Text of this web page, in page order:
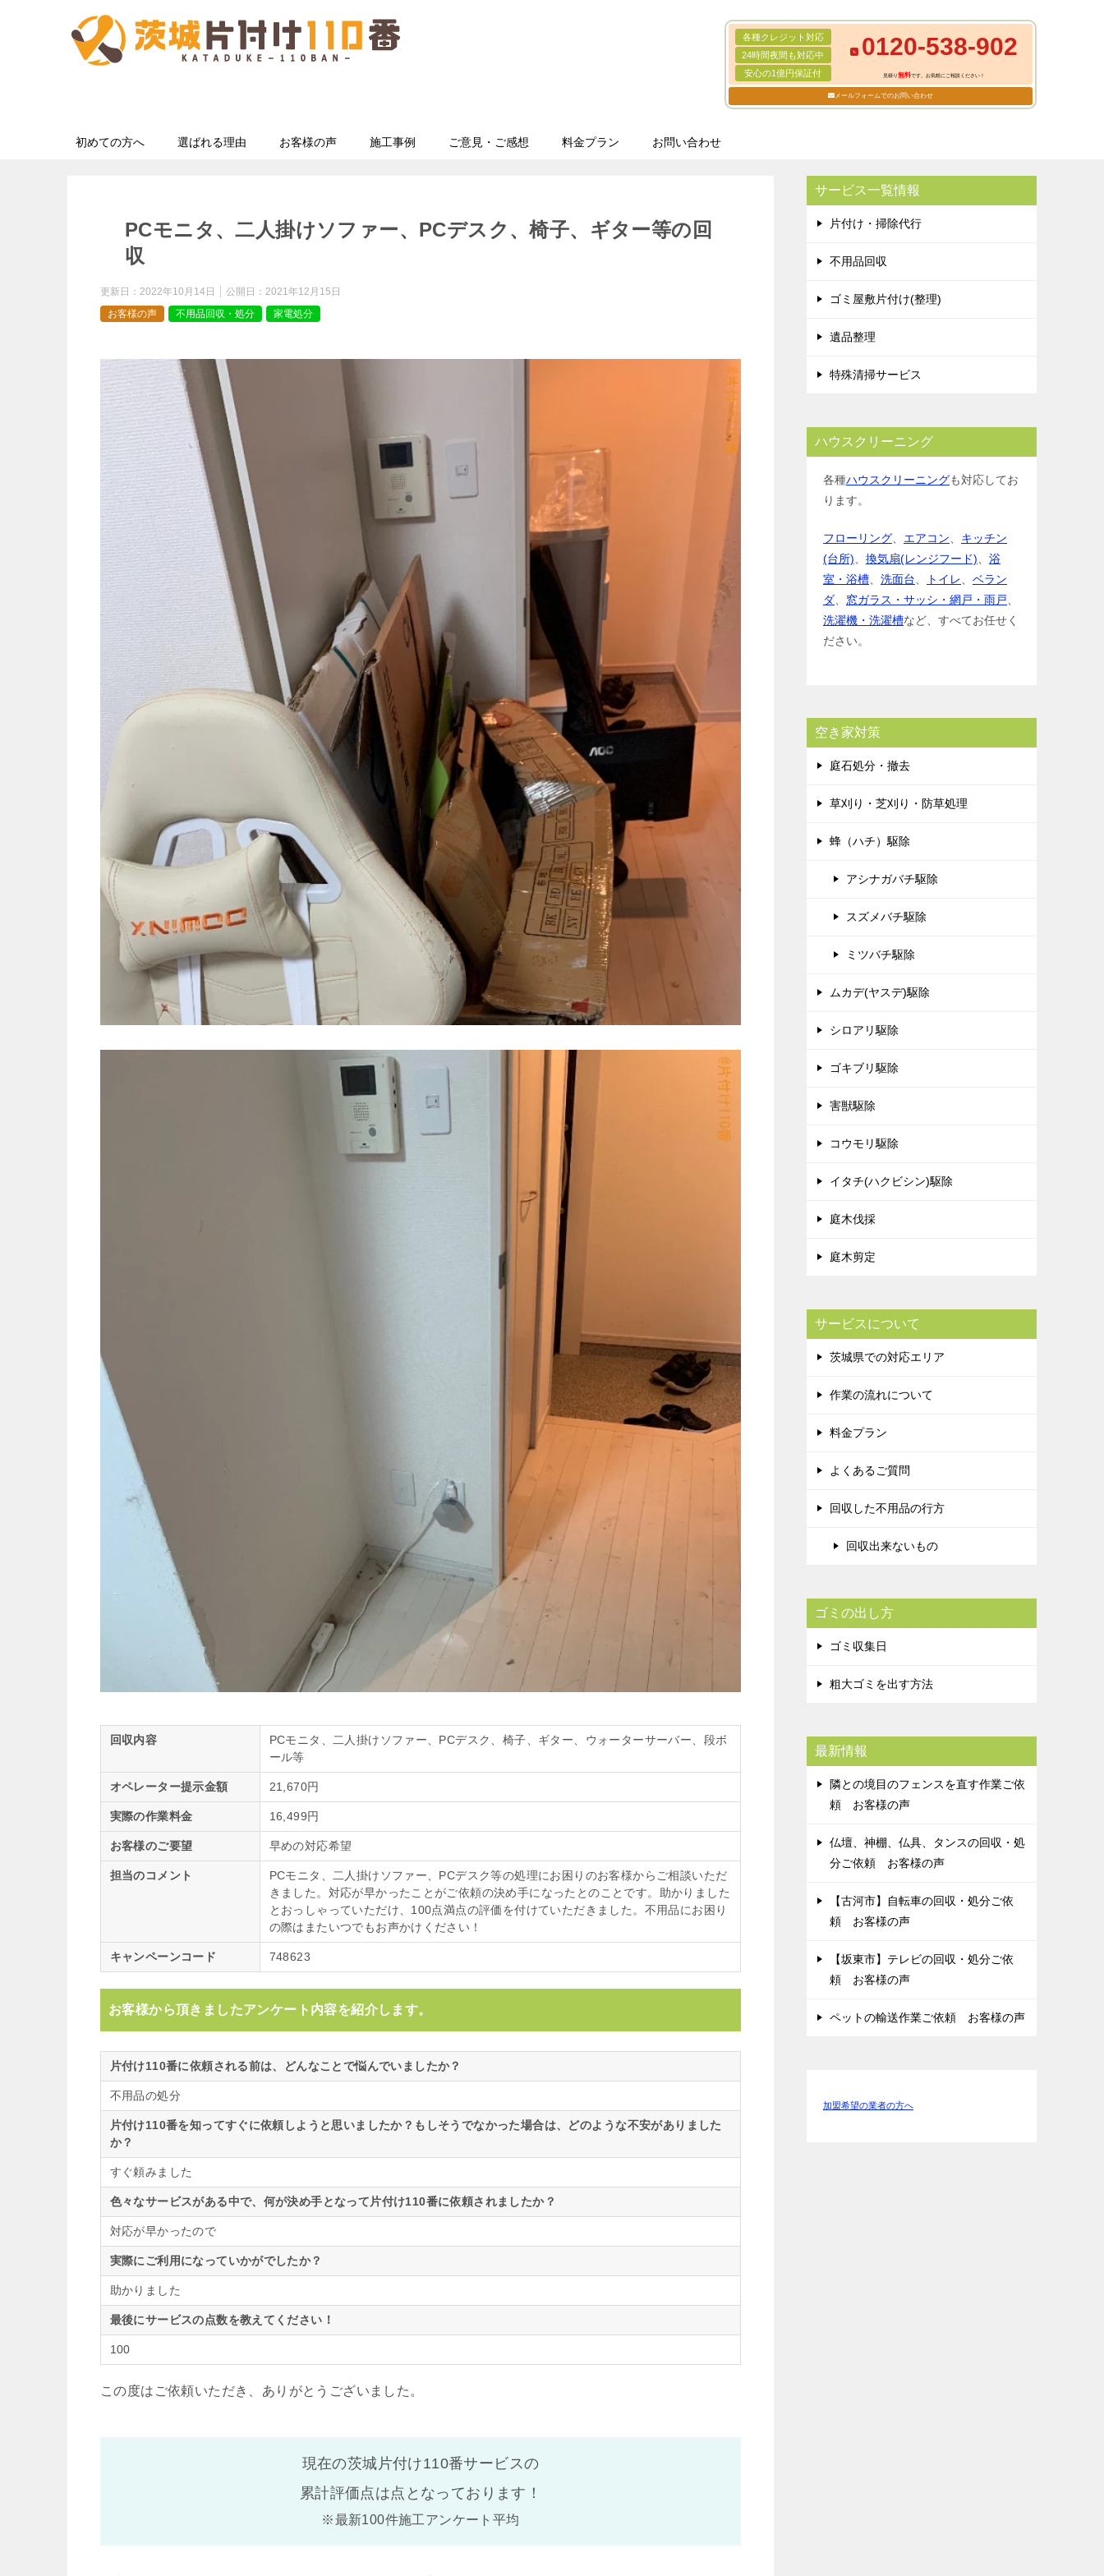
各種クレジット対応
24時間夜間も対応中
安心の1億円保証付
0120-538-902
見積り無料です。お気軽にご相談ください！
メールフォームでのお問い合わせ
初めての方へ 選ばれる理由 お客様の声 施工事例 ご意見・ご感想 料金プラン お問い合わせ
PCモニタ、二人掛けソファー、PCデスク、椅子、ギター等の回
収
更新日： 2022年10月14日 公開日： 2021年12月15日
お客様の声
不用品回収・処分 家電処分
回収内容
PCモニタ、二人掛けソファー、PCデスク、椅子、ギター、ウォーターサーバー、段ボ
ール等
オペレーター提示金額 21,670円
実際の作業料金 16,499円
お客様のご要望 早めの対応希望
担当のコメント
PCモニタ、二人掛けソファー、PCデスク等の処理にお困りのお客様からご相談いただ
きました。対応が早かったことがご依頼の決め手になったとのことです。助かりました
とおっしゃっていただけ、100点満点の評価を付けていただきました。不用品にお困り
の際はまたいつでもお声かけください！
キャンペーンコード 748623
お客様から頂きましたアンケート内容を紹介します。
片付け110番に依頼される前は、どんなことで悩んでいましたか？
不用品の処分
片付け110番を知ってすぐに依頼しようと思いましたか？もしそうでなかった場合は、どのような不安がありました
か？
すぐ頼みました
色々なサービスがある中で、何が決め手となって片付け110番に依頼されましたか？
対応が早かったので
実際にご利用になっていかがでしたか？
助かりました
最後にサービスの点数を教えてください！
100
この度はご依頼いただき、ありがとうございました。
現在の茨城片付け110番サービスの
累計評価点は点となっております！
※最新100件施工アンケート平均
サービス一覧情報
片付け・掃除代行
不用品回収
ゴミ屋敷片付け(整理)
遺品整理
特殊清掃サービス
ハウスクリーニング
各種ハウスクリーニングも対応してお
ります。
フローリング エアコン
キッチン
(台所)
換気扇(レンジフード)
浴
室・浴槽
洗面台 トイレ
ベラン
ダ
窓ガラス・サッシ・網戸・雨戸
洗濯機・洗濯槽など、すべてお任せく
ださい。
空き家対策
庭石処分・撤去
草刈り・芝刈り・防草処理
蜂（ハチ）駆除
アシナガバチ駆除
スズメバチ駆除
ミツバチ駆除
ムカデ(ヤスデ)駆除
シロアリ駆除
ゴキブリ駆除
害獣駆除
コウモリ駆除
イタチ(ハクビシン)駆除
庭木伐採
庭木剪定
サービスについて
茨城県での対応エリア
作業の流れについて
料金プラン
よくあるご質問
回収した不用品の行方
回収出来ないもの
ゴミの出し方
ゴミ収集日
粗大ゴミを出す方法
最新情報
隣との境目のフェンスを直す作業ご依
頼 お客様の声
仏壇、神棚、仏具、タンスの回収・処
分ご依頼 お客様の声
【古河市】自転車の回収・処分ご依
頼 お客様の声
【坂東市】テレビの回収・処分ご依
頼 お客様の声
ペットの輸送作業ご依頼 お客様の声
加盟希望の業者の方へ